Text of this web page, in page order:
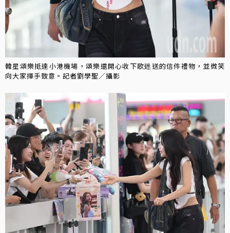
韓星頌樂抵達小港機場，頌樂還開心收下歌迷送的信件禮物，並微笑
向大家揮手致意。記者劉學聖／攝影